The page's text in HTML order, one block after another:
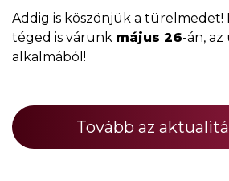
Addig is köszönjük a türelmedet!
téged is várunk május 26-án, az
alkalmából!
Tovább az